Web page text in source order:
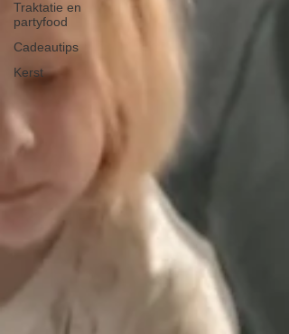
Traktatie en
partyfood
Cadeautips
Kerst